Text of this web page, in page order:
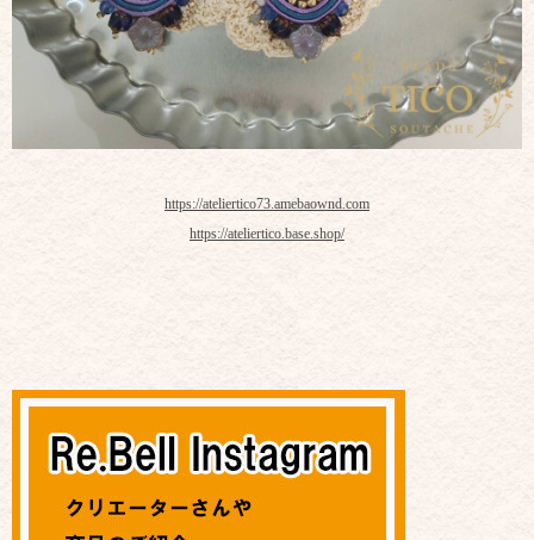
https://ateliertico73.amebaownd.com
https://ateliertico.base.shop/